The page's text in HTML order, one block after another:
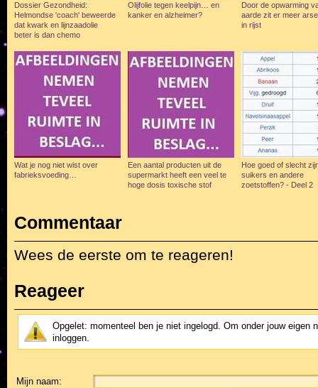
Dossier Gezondheid:
Helmondse 'coach' beweerde
dat kwark en lijnzaadolie
beter is dan chemo
Olijfolie tegen keelpijn… en
kanker en alzheimer?
Door de opwarming
aarde zit er meer
in rijst
Wat je nog niet wist over
fabrieksvoeding…
Een aantal producten uit de
supermarkt heeft een veel te
hoge dosis toxische stof
Hoe goed of slecht
suikers en andere
zoetstoffen? - Deel 2
Commentaar
Wees de eerste om te reageren!
Reageer
Opgelet: momenteel ben je niet ingelogd. Om onder jouw eigen
inloggen.
Mijn naam: